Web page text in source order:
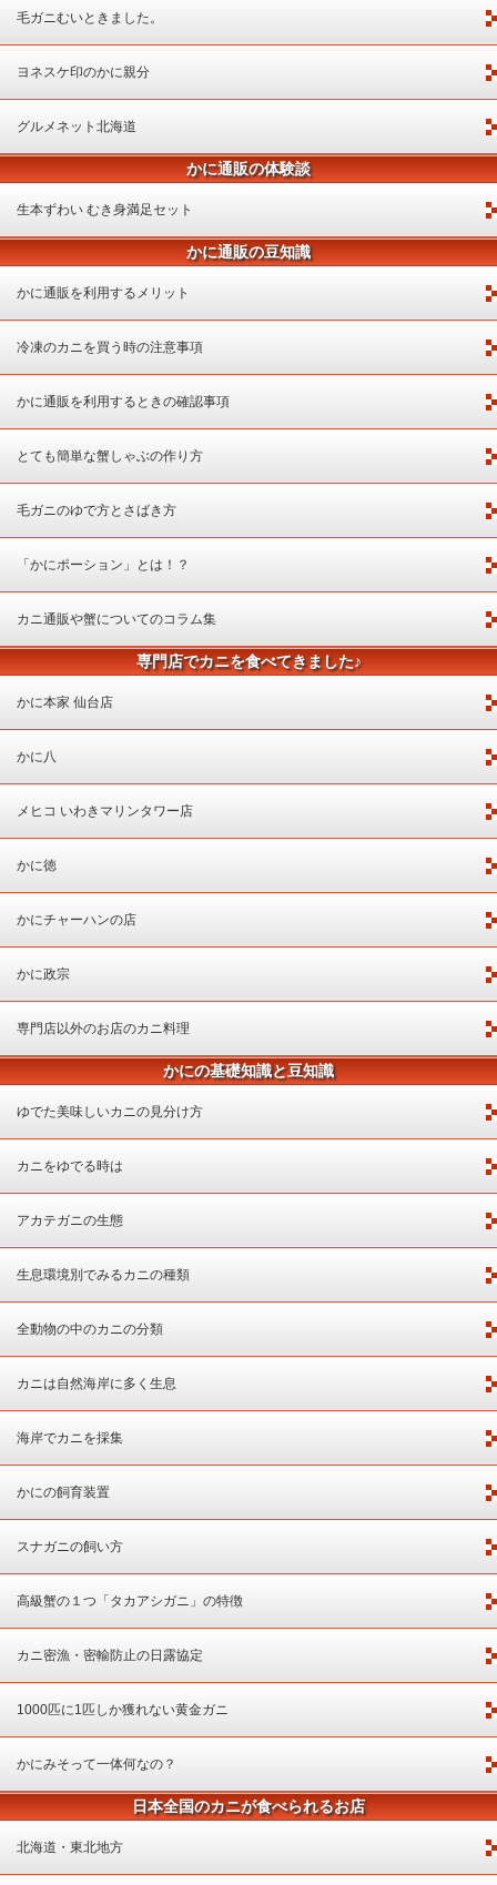
毛ガニむいときました。
ヨネスケ印のかに親分
グルメネット北海道
かに通販の体験談
生本ずわい むき身満足セット
かに通販の豆知識
かに通販を利用するメリット
冷凍のカニを買う時の注意事項
かに通販を利用するときの確認事項
とても簡単な蟹しゃぶの作り方
毛ガニのゆで方とさばき方
「かにポーション」とは！？
カニ通販や蟹についてのコラム集
専門店でカニを食べてきました♪
かに本家 仙台店
かに八
メヒコ いわきマリンタワー店
かに徳
かにチャーハンの店
かに政宗
専門店以外のお店のカニ料理
かにの基礎知識と豆知識
ゆでた美味しいカニの見分け方
カニをゆでる時は
アカテガニの生態
生息環境別でみるカニの種類
全動物の中のカニの分類
カニは自然海岸に多く生息
海岸でカニを採集
かにの飼育装置
スナガニの飼い方
高級蟹の１つ「タカアシガニ」の特徴
カニ密漁・密輸防止の日露協定
1000匹に1匹しか獲れない黄金ガニ
かにみそって一体何なの？
日本全国のカニが食べられるお店
北海道・東北地方